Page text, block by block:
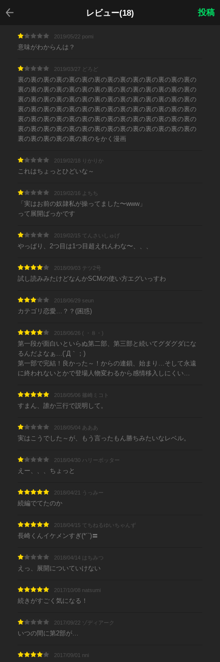
レビュー(18)
戻る
投稿
2019/05/22 pomi
意味がわからんは？
2019/03/27 どろど
裏の裏の裏の裏の裏の裏の裏の裏の裏の裏の裏の裏の裏の裏の
裏の裏の裏の裏の裏の裏の裏の裏の裏の裏の裏の裏の裏の裏の
裏の裏の裏の裏の裏の裏の裏の裏の裏の裏の裏の裏の裏の裏の
裏の裏の裏の裏の裏の裏の裏の裏の裏の裏の裏の裏の裏の裏の
裏の裏の裏の裏の裏の裏の裏の裏の裏の裏の裏の裏の裏の裏の
裏の裏の裏の裏の裏の裏の裏の裏の裏の裏の裏の裏の裏の裏の
裏の裏の裏の裏の裏の裏のをかく漫画
2019/02/18 りかりか
これはちょっとひどいな～
2019/02/16 よちち
「実はお前の奴隷私が操ってました〜www」
って展開ばっかです
2019/02/15 てんさいしゅげ
やっぱり、2つ目は1つ目超えれんわな〜、、、
2018/09/03 テツ2号
試し読みみたけどなんかSCMの使い方エグいっすわ
2018/06/29 seun
カテゴリ恋愛…？？(困惑)
2018/06/26 ( ・８・)
第一段が面白いといらぬ第二部、第三部と続いてグダグダにな
るんだよなぁ…(´Д｀；)
第一部で完結！良かった～！からの連鎖、始まり…そして永遠
に終われないとかで登場人物変わるから感情移入しにくい…
2018/05/06 篠崎ミコト
すまん、誰か三行で説明して。
2018/05/04 あああ
実はこうでした～が、もう言ったもん勝ちみたいなレベル。
2018/04/30 ハリーポッター
えー、、、ちょっと
2018/04/21 うっみー
続編でてたのか
2018/04/15 てちねるゆいちゃんず
長崎くんイケメンすぎ(*´`)〓
2018/04/14 はちみつ
えっ、展開についていけない
2017/10/08 natsumi
続きがすごく気になる！
2017/09/22 ゾディアーク
いつの間に第2部が…
2017/09/01 nni